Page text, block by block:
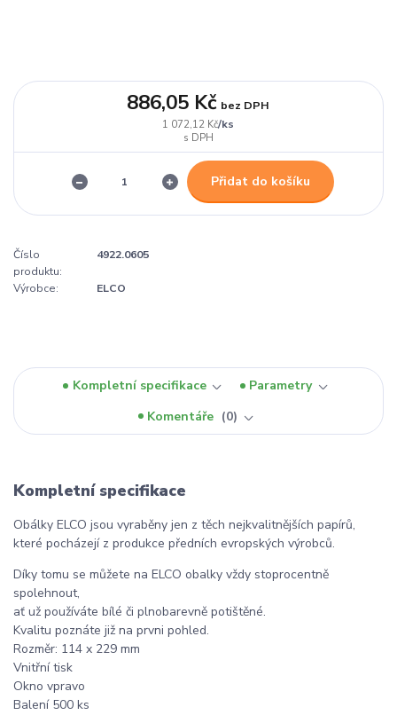
1 072,12 Kč/ks
886,05 Kč bez DPH
Přidat do košíku
Číslo
produktu:
4922.0605
Výrobce: ELCO
Kompletní specifikace
Parametry
Komentáře
0
Kompletní specifikace
Obálky ELCO jsou vyraběny jen z těch nejkvalitnějších papírů,
které pocházejí z produkce předních evropských výrobců.
Díky tomu se můžete na ELCO obalky vždy stoprocentně
spolehnout,
ať už používáte bílé či plnobarevně potištěné.
Kvalitu poznáte již na prvni pohled.
Rozměr: 114 x 229 mm
Vnitřní tisk
Okno vpravo
Balení 500 ks